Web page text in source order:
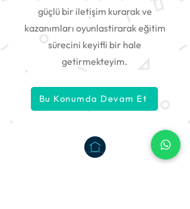
güçlü bir iletişim kurarak ve
kazanımları oyunlastirarak eğitim
sürecini keyifli bir hale
getirmekteyim.
Bu Konumda Devam Et